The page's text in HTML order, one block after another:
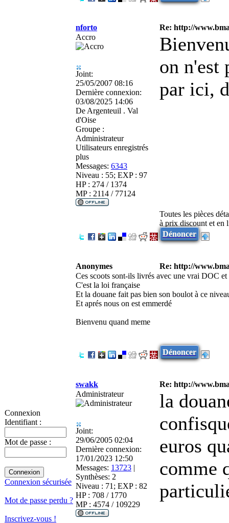
Connexion
Identifiant :
Mot de passe :
Connexion sécurisée
Mot de passe perdu ?
Inscrivez-vous !
nforto
Re: http://
Accro
Joint:
25/05/2007 08:16
Dernière connexion:
03/08/2025 14:06
De Argenteuil . Val
d'Oise
Groupe :
Administrateur
Utilisateurs enregistrés
plus
Messages: 6343
Niveau : 55; EXP : 97
HP : 274 / 1374
MP : 2114 / 77124
on n'est
par ici,
Toutes les pièces
à prix discount et
Dénoncer
Anonymes
Re: http://
Ces scoots sont-ils livrés avec une vrai DOC
C'est la loi française
Et la douane fait pas bien son boulot à ce
Et aprés nous on est emmerdé
Bienvenu quand meme
Dénoncer
swakk
Re: http://
Administrateur
Joint:
29/06/2005 02:04
Dernière connexion:
17/01/2023 12:50
Messages: 13723 |
Synthèses: 2
Niveau : 71; EXP : 82
HP : 708 / 1770
MP : 4574 / 109229
la
euros
comme